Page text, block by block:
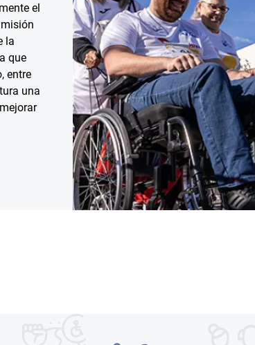
el
la
que
entre
una